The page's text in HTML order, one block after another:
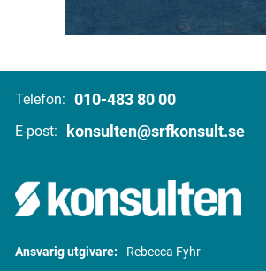
Telefon: 010-483 80 00
E-post: konsulten@srfkonsult.se
Ansvarig utgivare:
Rebecca Fyhr